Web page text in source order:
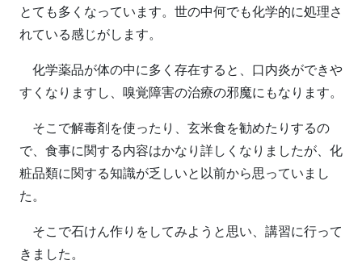
とても多くなっています。世の中何でも化学的に処理さ
れている感じがします。
化学薬品が体の中に多く存在すると、口内炎ができや
すくなりますし、嗅覚障害の治療の邪魔にもなります。
そこで解毒剤を使ったり、玄米食を勧めたりするの
で、食事に関する内容はかなり詳しくなりましたが、化
粧品類に関する知識が乏しいと以前から思っていまし
た。
そこで石けん作りをしてみようと思い、講習に行って
きました。